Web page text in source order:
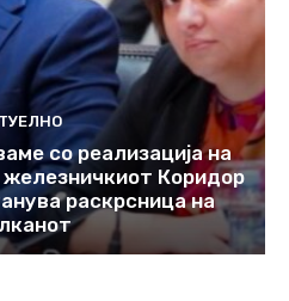
со реализација на
железничкиот Коридор
раскрсница на